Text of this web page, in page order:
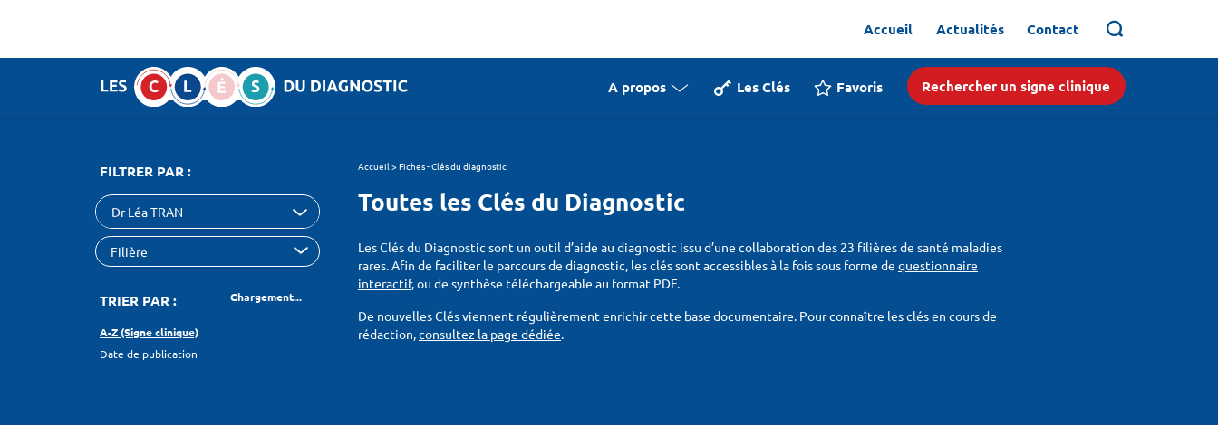
Accueil Actualités Contact
A propos Les Clés Favoris Rechercher un signe clinique
FILTRER PAR :
Dr Léa TRAN
TRIER PAR : Chargement...
A-Z (Signe clinique)
Date de publication
Accueil>Fiches - Clés du diagnostic
Toutes les Clés du Diagnostic
Les Clés du Diagnostic sont un outil d’aide au diagnostic issu d’une collaboration des 23 filières de santé maladies
rares. Afin de faciliter le parcours de diagnostic, les clés sont accessibles à la fois sous forme de questionnaire
interactif, ou de synthèse téléchargeable au format PDF.
De nouvelles Clés viennent régulièrement enrichir cette base documentaire. Pour connaître les clés en cours de
rédaction,consultez la page dédiée.